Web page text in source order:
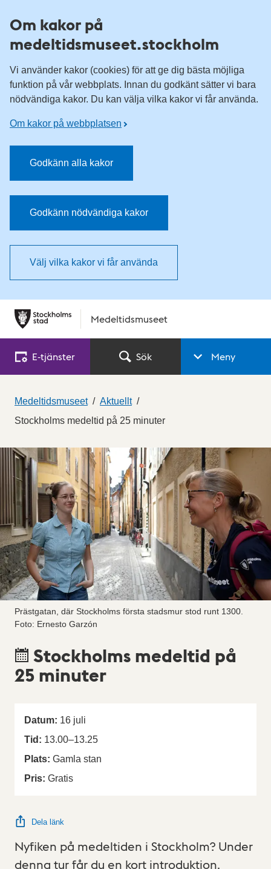
Om kakor på
medeltidsmuseet.stockholm
Vi använder kakor (cookies) för att ge dig bästa möjliga
funktion på vår webbplats. Innan du godkänt sätter vi bara
nödvändiga kakor. Du kan välja vilka kakor vi får använda.
Om kakor på webbplatsen
Godkänn alla kakor
Godkänn nödvändiga kakor
Välj vilka kakor vi får använda
Medeltidsmuseet
E‑tjänster Sök Meny
Medeltidsmuseet
Aktuellt
Stockholms medeltid på 25 minuter
Prästgatan, där Stockholms första stadsmur stod runt 1300.
Foto: Ernesto Garzón
Stockholms medeltid på
25 minuter
Datum: 16 juli
Tid: 13.00–13.25
Plats: Gamla stan
Pris: Gratis
Dela länk
Nyfiken på medeltiden i Stockholm? Under
denna tur får du en kort introduktion.